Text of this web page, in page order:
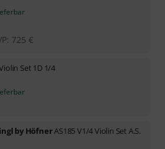
725 €
Set 1D 1/4
by HöfnerAS185 V1/4 Violin Set A.S.